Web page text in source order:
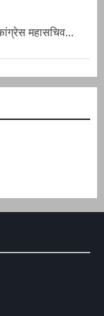
महासचिव...